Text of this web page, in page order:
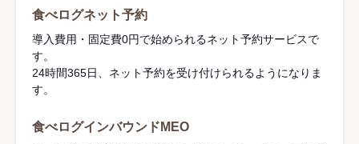
食べログネット予約
導入費用・固定費0円で始められるネット予約サービスで
す。
24時間365日、ネット予約を受け付けられるようになりま
す。
食べログインバウンドMEO